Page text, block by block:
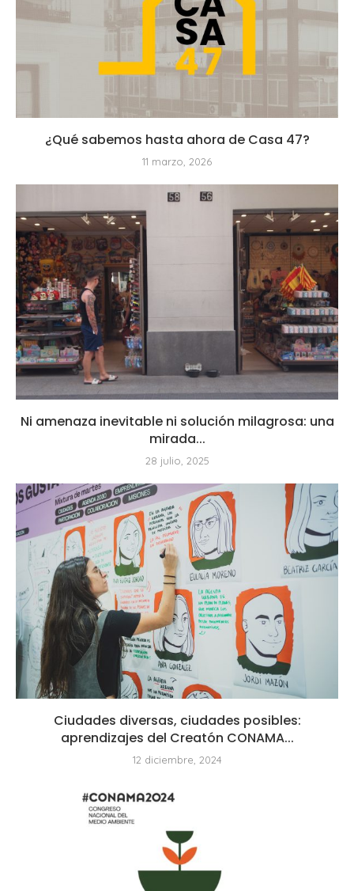
¿Qué sabemos hasta ahora de Casa 47?
11 marzo, 2026
Ni amenaza inevitable ni solución milagrosa: una
mirada...
28 julio, 2025
Ciudades diversas, ciudades posibles:
aprendizajes del Creatón CONAMA...
12 diciembre, 2024